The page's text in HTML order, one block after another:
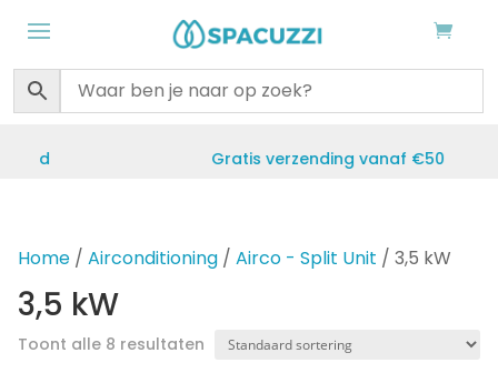
Gratis verzending vanaf €50
Home/ Airconditioning/ Airco - Split Unit / 3,5 kW
3,5 kW
Toont alle 8 resultaten